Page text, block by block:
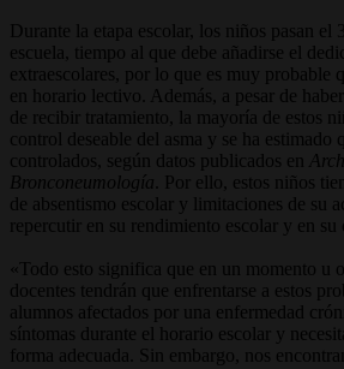
Durante la etapa escolar, los niños pasan el
escuela, tiempo al que debe añadirse el
extraescolares, por lo que es muy probable
en horario lectivo. Además, a pesar de
de recibir tratamiento, la mayoría de estos
control deseable del asma y se ha estimado
controlados, según datos publicados en
Bronconeumología . Por ello, estos niños
de absentismo escolar y limitaciones de su
repercutir en su rendimiento escolar y en su
«Todo esto significa que en un momento u
docentes tendrán que enfrentarse a estos
alumnos afectados por una enfermedad
síntomas durante el horario escolar y
forma adecuada. Sin embargo, nos